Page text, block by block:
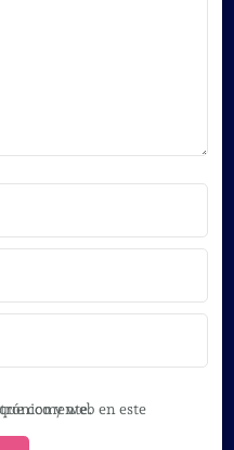
próxima vez que comente.